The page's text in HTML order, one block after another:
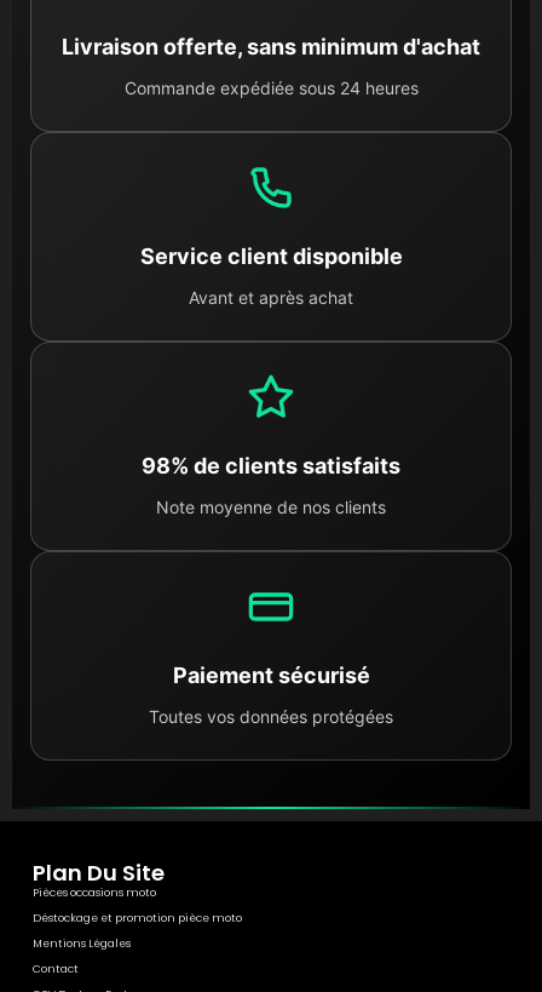
Livraison offerte, sans minimum d'achat
Commande expédiée sous 24 heures
Service client disponible
Avant et après achat
98% de clients satisfaits
Note moyenne de nos clients
Paiement sécurisé
Toutes vos données protégées
Plan Du Site
Pièces occasions moto
Déstockage et promotion pièce moto
Mentions Légales
Contact